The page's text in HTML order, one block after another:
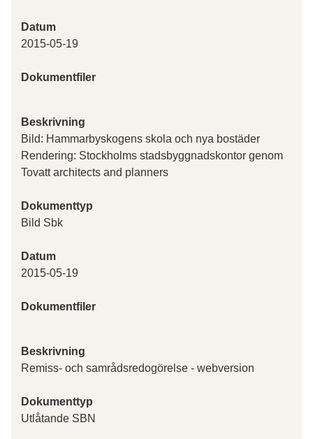
Datum
2015-05-19
Dokumentfiler
Beskrivning
Bild: Hammarbyskogens skola och nya bostäder
Rendering: Stockholms stadsbyggnadskontor genom
Tovatt architects and planners
Dokumenttyp
Bild Sbk
Datum
2015-05-19
Dokumentfiler
Beskrivning
Remiss- och samrådsredogörelse - webversion
Dokumenttyp
Utlåtande SBN